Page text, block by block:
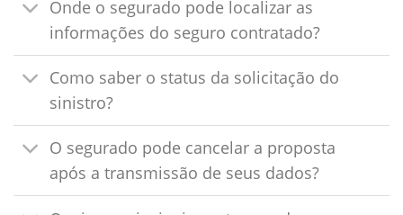
Onde o segurado pode localizar as
informações do seguro contratado?
Como saber o status da solicitação do
sinistro?
O segurado pode cancelar a proposta
após a transmissão de seus dados?